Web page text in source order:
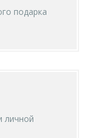
подарка
личной